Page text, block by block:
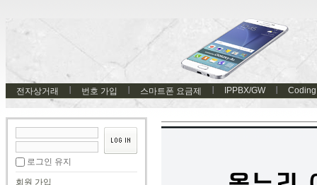
전자상거래 번호 가입 스마트폰 요금제 IPPBX/GW Coding
로그인 유지
회원 가입